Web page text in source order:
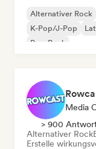
Alternativer Rock
K-Pop/J-Pop
Pop-Rock
Media
> 900
Alternativer Rock
Erstelle